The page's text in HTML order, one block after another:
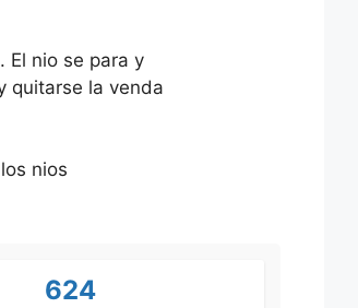
El nio se para y
quitarse la venda
nios
624